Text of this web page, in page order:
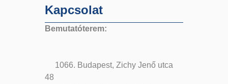
Kapcsolat
Bemutatóterem:
1066. Budapest, Zichy Jenő utca
48